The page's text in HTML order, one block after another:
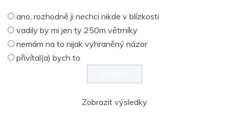
ano, rozhodně ji nechci nikde v blízkosti
vadily by mi jen ty 250m větrníky
nemám na to nijak vyhraněný názor
přivítal(a) bych to
Zobrazit výsledky